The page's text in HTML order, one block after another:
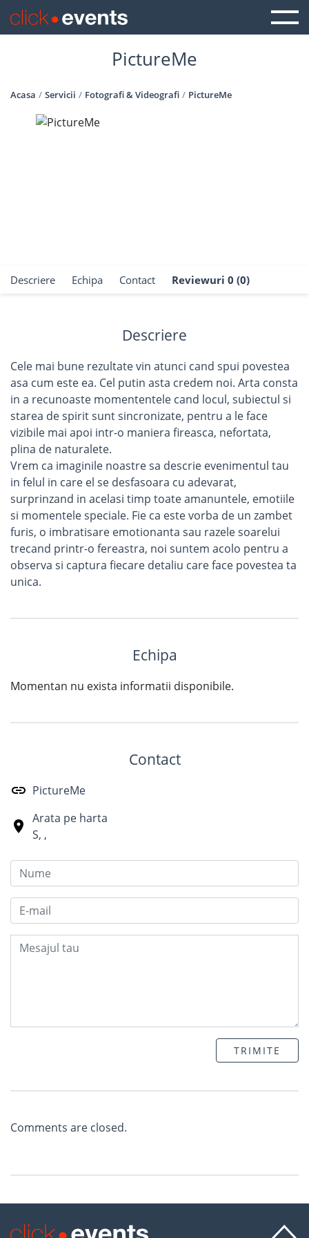
PictureMe
Acasa Servicii Fotografi & Videografi PictureMe
Descriere Echipa Contact Reviewuri 0 (0)
Descriere
Cele mai bune rezultate vin atunci cand spui povestea
asa cum este ea. Cel putin asta credem noi. Arta consta
in a recunoaste momententele cand locul, subiectul si
starea de spirit sunt sincronizate, pentru a le face
vizibile mai apoi intr-o maniera fireasca, nefortata,
plina de naturalete.
Vrem ca imaginile noastre sa descrie evenimentul tau
in felul in care el se desfasoara cu adevarat,
surprinzand in acelasi timp toate amanuntele, emotiile
si momentele speciale. Fie ca este vorba de un zambet
furis, o imbratisare emotionanta sau razele soarelui
trecand printr-o fereastra, noi suntem acolo pentru a
observa si captura fiecare detaliu care face povestea ta
unica.
Echipa
Momentan nu exista informatii disponibile.
Contact
PictureMe
Arata pe harta
S, ,
TRIMITE
Comments are closed.